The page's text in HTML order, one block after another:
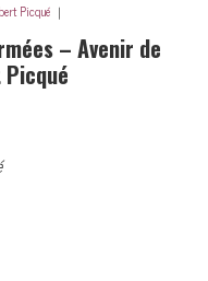
Picqué｜
– Avenir de